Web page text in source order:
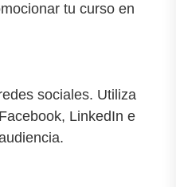
tu curso en
sociales. Utiliza
LinkedIn e